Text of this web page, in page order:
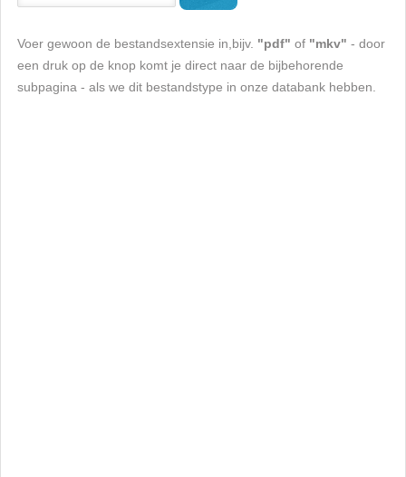
Voer gewoon de bestandsextensie in,bijv. "pdf" of "mkv" - door
een druk op de knop komt je direct naar de bijbehorende
subpagina - als we dit bestandstype in onze databank hebben.